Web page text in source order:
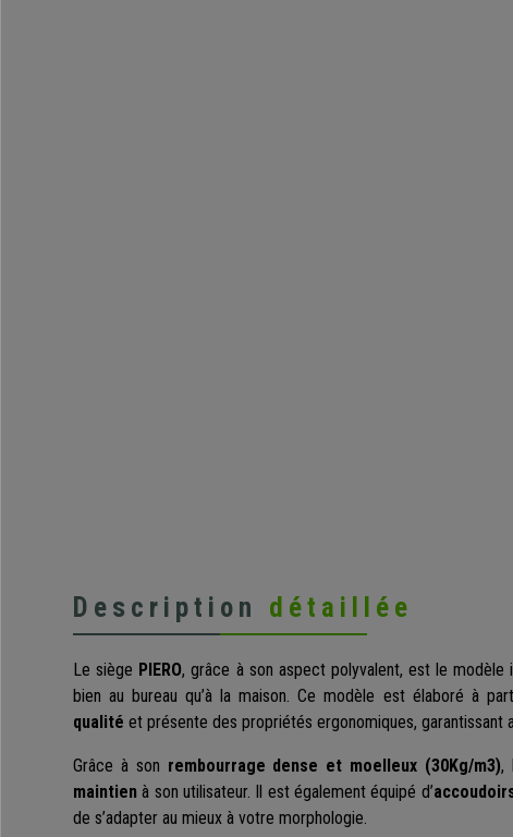
Description détaillée
Le siège PIERO, grâce à son aspect polyvalent, est le modèle
bien au bureau qu’à la maison. Ce modèle est élaboré à
qualité et présente des propriétés ergonomiques, garantissant
Grâce à son rembourrage dense et moelleux (30Kg/m3),
maintien à son utilisateur. Il est également équipé d’
de s’adapter au mieux à votre morphologie.